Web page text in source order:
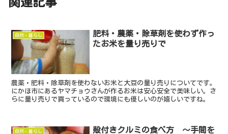
自然・暮らし
肥料・農薬・除草剤を使わず作っ
たお米を量り売りで
農薬・肥料・除草剤を使わないお米と大豆の量り売りについてです。
にかほ市にあるヤマチョウさんが作るお米は安心安全で美味しい。さ
らに量り売りで買っているので環境にも優しいのが嬉しいですね。
自然・暮らし
殻付きクルミの食べ方 ～手間を